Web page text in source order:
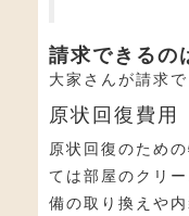
請求できるの
大家さんが請求
原状回復費用
原状回復のため
ては部屋のクリ
備の取り換えや